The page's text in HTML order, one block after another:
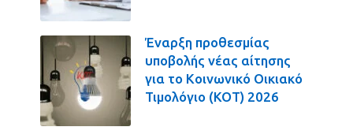
Έναρξη προθεσμίας
υποβολής νέας αίτησης
για το Κοινωνικό Οικιακό
Τιμολόγιο (ΚΟΤ) 2026